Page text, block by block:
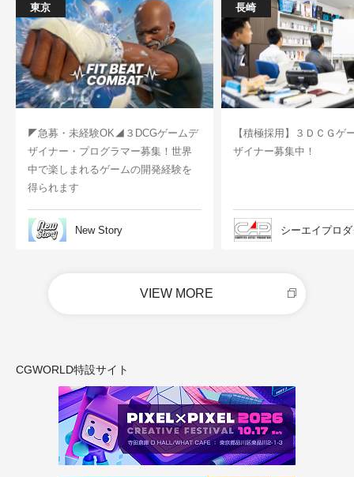
東京
◤急募・未経験OK◢３DCGゲームデ
ザイナー・プログラマー募集！世界
中で楽しまれるゲームの開発経験を
得られます
New Story
長崎
【積極採用】３ＤＣＧゲ
ザイナー募集中！
シーエイプロ
VIEW MORE
CGWORLD特設サイト